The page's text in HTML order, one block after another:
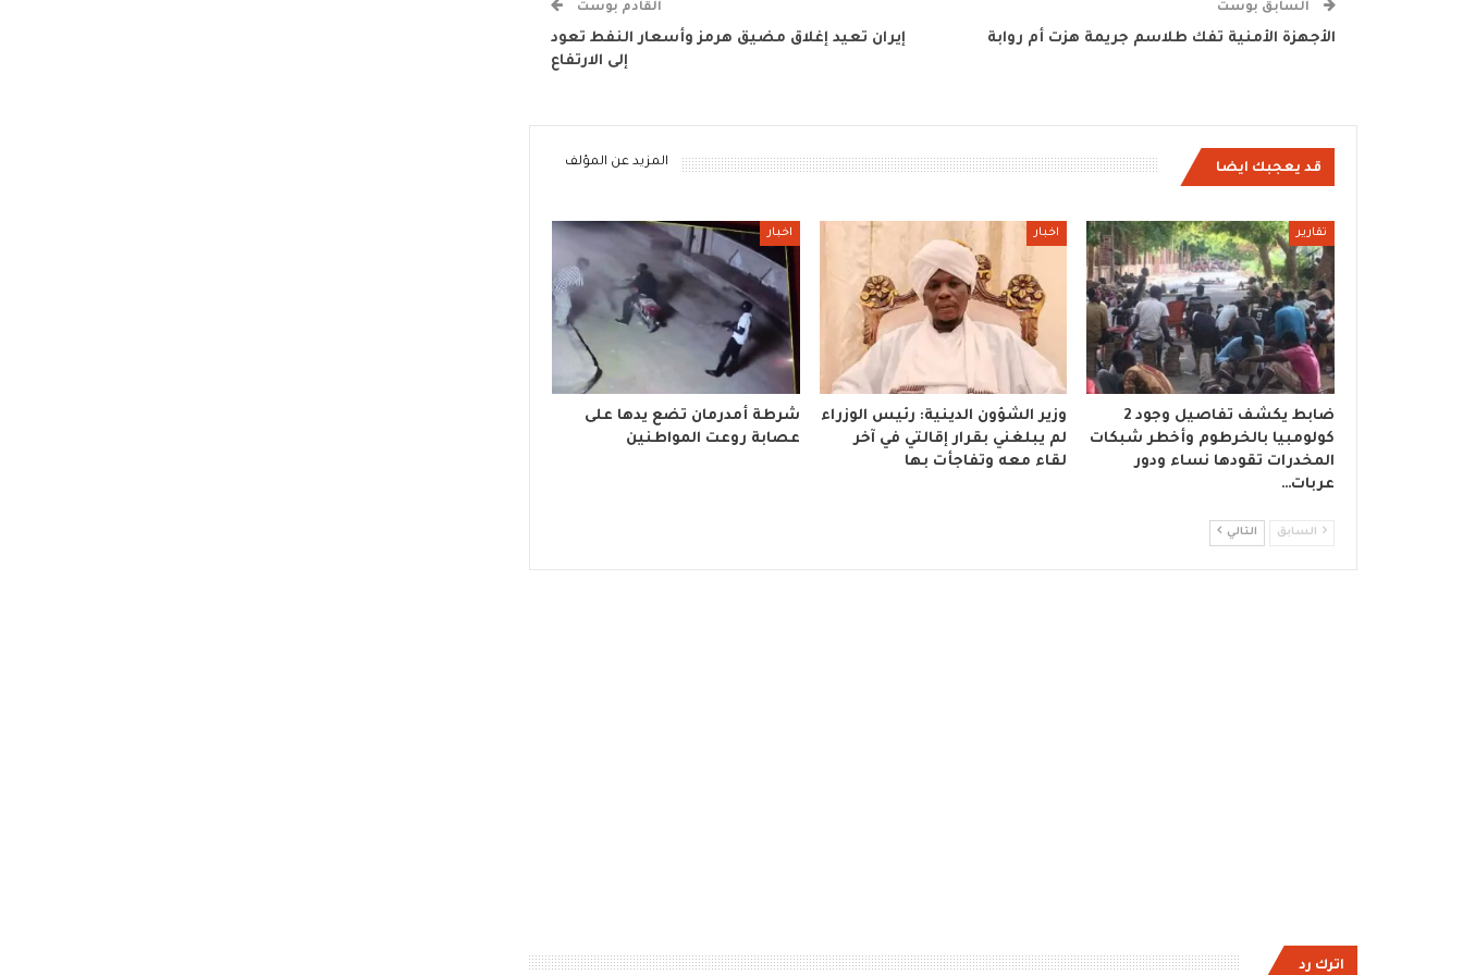
السابق بوست
الأجهزة الأمنية تفك طلاسم جريمة هزت أم روابة
القادم بوست
إيران تعيد إغلاق مضيق هرمز وأسعار النفط تعود
إلى الارتفاع
قد يعجبك ايضا المزيد عن المؤلف
تقارير
ضابط يكشف تفاصيل وجود 2
كولومبيا بالخرطوم وأخطر شبكات
المخدرات تقودها نساء ودور
عربات…
اخبار
وزير الشؤون الدينية: رئيس الوزراء
لم يبلغني بقرار إقالتي في آخر
لقاء معه وتفاجأت بها
اخبار
شرطة أمدرمان تضع يدها على
عصابة روعت المواطنين
السابق التالي
اترك رد